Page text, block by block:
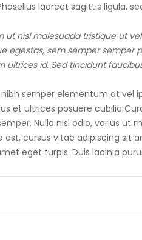
laoreet sagittis ligula,
ut nisl malesuada tristique ut
egestas, sem semper
ultrices id. Sed tincidunt
semper elementum at vel
et ultrices posuere cubilia
Nulla nisl odio, varius ut
est, cursus vitae adipiscing sit
eget turpis. Duis lacinia